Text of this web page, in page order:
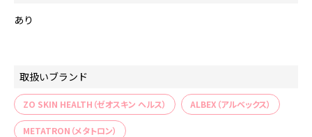
あり
取扱いブランド
ZO SKIN HEALTH（ゼオスキン ヘルス） ALBEX（アルベックス）
METATRON（メタトロン）